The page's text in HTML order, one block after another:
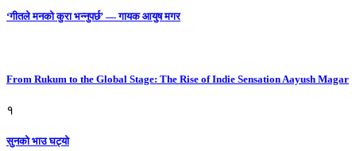
‘गीतले मनको कुरा भन्नुपर्छ’ — गायक आयुष मगर
From Rukum to the Global Stage: The Rise of Indie Sensation Aayush Magar
१
सुनको भाउ घट्याे